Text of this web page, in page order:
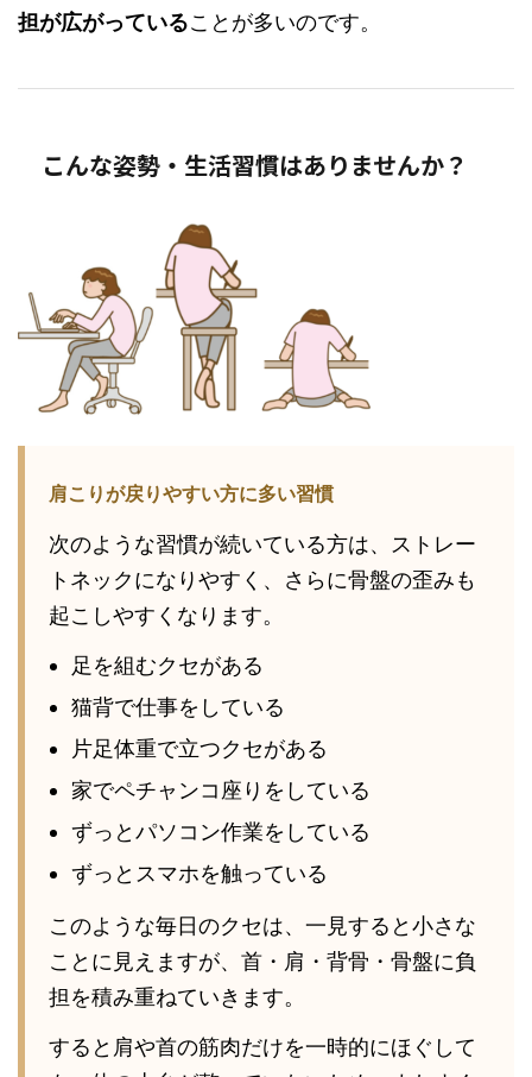
担が広がっていることが多いのです。
こんな姿勢・生活習慣はありませんか？
肩こりが戻りやすい方に多い習慣
次のような習慣が続いている方は、ストレー
トネックになりやすく、さらに骨盤の歪みも
起こしやすくなります。
足を組むクセがある
猫背で仕事をしている
片足体重で立つクセがある
家でペチャンコ座りをしている
ずっとパソコン作業をしている
ずっとスマホを触っている
このような毎日のクセは、一見すると小さな
ことに見えますが、首・肩・背骨・骨盤に負
担を積み重ねていきます。
すると肩や首の筋肉だけを一時的にほぐして